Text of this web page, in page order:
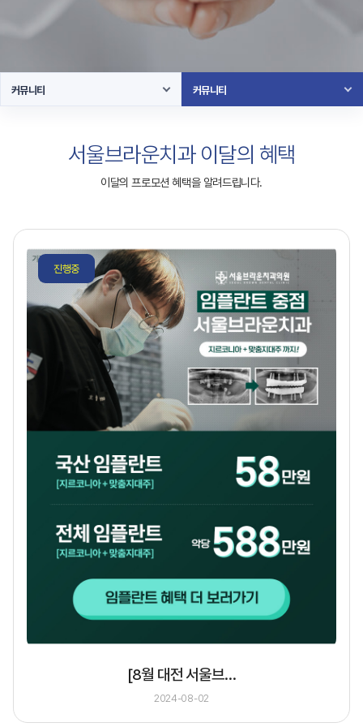
커뮤니티 커뮤니티
서울브라운치과 이달의 혜택
이달의 프로모션 혜택을 알려드립니다.
진행중
[8월 대전 서울브…
2024-08-02